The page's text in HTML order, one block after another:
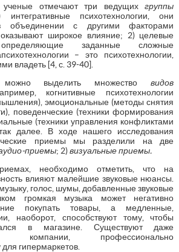
отмечают три ведущихгруппы
интегративные психотехнологии, они
объединении с другими факторами
широкое влияние; 2) целевые
определяющие заданные сложные
– это психотехнологии,
владеть [4, с. 39-40].
выделить множествовидов
когнитивные психотехнологии
эмоциональные (методы снятия
поведенческие (техники формирования
(техники управления конфликтами
далее. В ходе нашего исследования
приемы мы разделили на две
приемы; 2)визуальные приемы.
необходимо отметить, что на
влияют малейшие звуковые нюансы.
голос, шумы, добавленные звуковые
громкая музыка может негативно
покупать товары, а медленные,
наоборот, способствуют тому, чтобы
в магазине. Существуют даже
компании, профессионально
гипермаркетов.